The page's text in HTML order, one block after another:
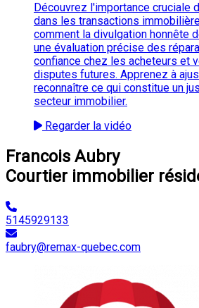
Découvrez l'importance cruciale
dans les transactions
comment la divulgation honnête
une évaluation précise des
confiance chez les acheteurs et
disputes futures. Apprenez à
reconnaître ce qui constitue un
secteur immobilier.
Regarder la vidéo
Francois Aubry
Courtier immobilier
5145929133
faubry@remax-quebec.com